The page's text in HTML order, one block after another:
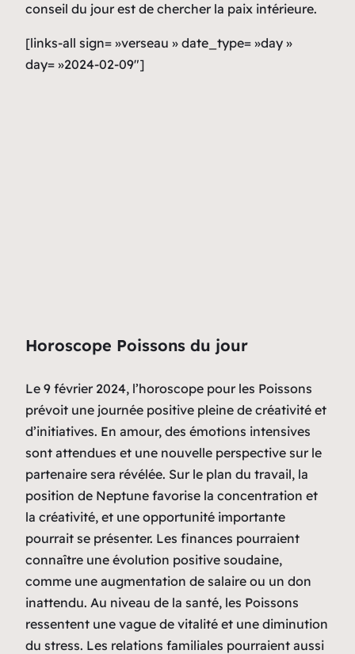
conseil du jour est de chercher la paix intérieure.
[links-all sign= »verseau » date_type= »day »
day= »2024-02-09″]
Horoscope Poissons du jour
Le 9 février 2024, l’horoscope pour les Poissons
prévoit une journée positive pleine de créativité et
d’initiatives. En amour, des émotions intensives
sont attendues et une nouvelle perspective sur le
partenaire sera révélée. Sur le plan du travail, la
position de Neptune favorise la concentration et
la créativité, et une opportunité importante
pourrait se présenter. Les finances pourraient
connaître une évolution positive soudaine,
comme une augmentation de salaire ou un don
inattendu. Au niveau de la santé, les Poissons
ressentent une vague de vitalité et une diminution
du stress. Les relations familiales pourraient aussi